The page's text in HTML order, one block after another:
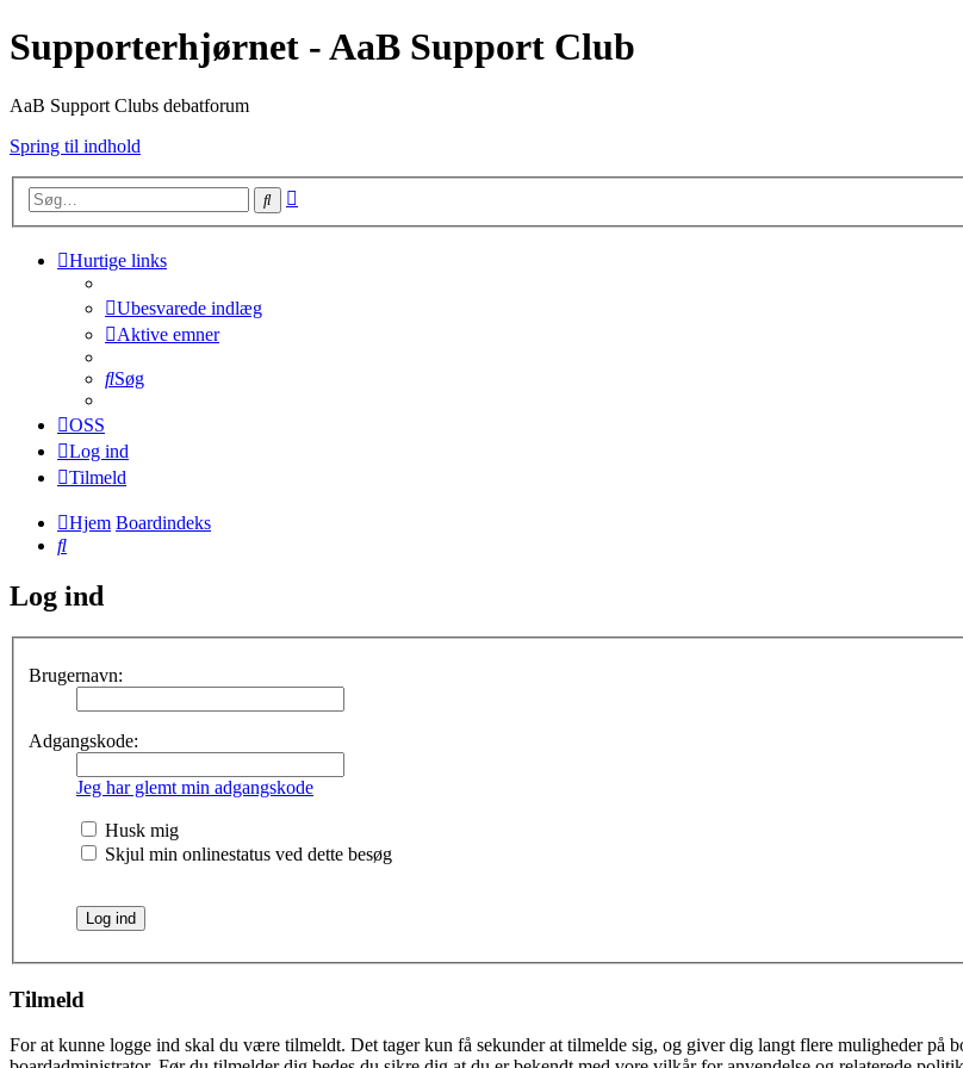
Supporterhjørnet - AaB Support Club
AaB Support Clubs debatforum
Spring til indhold
Søg
Hurtige links
Ubesvarede indlæg
Aktive emner
Søg
OSS
Log ind
Tilmeld
Hjem Boardindeks
Søg
Log ind
Brugernavn:
Adgangskode:
Jeg har glemt min adgangskode
Husk mig
Skjul min onlinestatus ved dette besøg
Tilmeld
For at kunne logge ind skal du være tilmeldt. Det tager kun få sekunder at tilmelde sig, og giver dig langt flere muligheder på